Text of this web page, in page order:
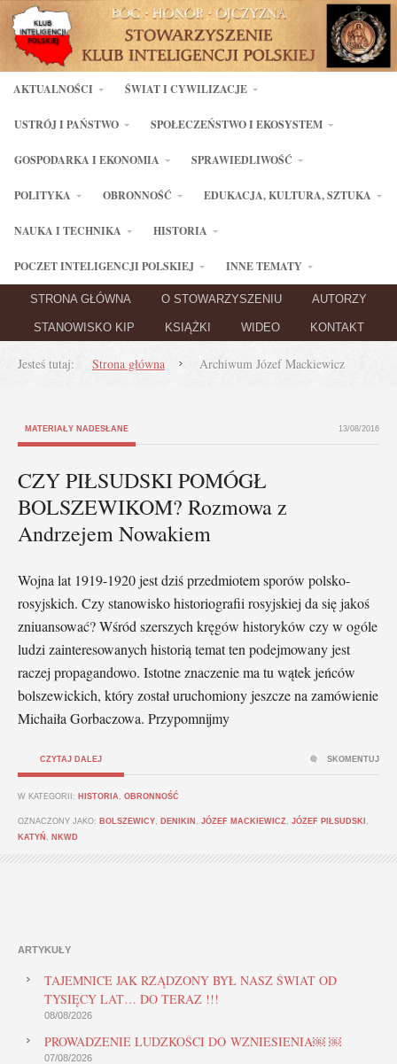
AKTUALNOŚCI ŚWIAT I CYWILIZACJE
USTRÓJ I PAŃSTWO SPOŁECZEŃSTWO I EKOSYSTEM
GOSPODARKA I EKONOMIA SPRAWIEDLIWOŚĆ
POLITYKA OBRONNOŚĆ EDUKACJA, KULTURA, SZTUKA
NAUKA I TECHNIKA HISTORIA
POCZET INTELIGENCJI POLSKIEJ INNE TEMATY
STRONA GŁÓWNA O STOWARZYSZENIU AUTORZY
STANOWISKO KIP KSIĄŻKI WIDEO KONTAKT
Jesteś tutaj: Strona główna Archiwum Józef Mackiewicz
MATERIAŁY NADESŁANE 13/08/2016
CZY PIŁSUDSKI POMÓGŁ
BOLSZEWIKOM? Rozmowa z
Andrzejem Nowakiem
Wojna lat 1919-1920 jest dziś przedmiotem sporów polsko-
rosyjskich. Czy stanowisko historiografii rosyjskiej da się jakoś
zniuansować? Wśród szerszych kręgów historyków czy w ogóle
ludzi zainteresowanych historią temat ten podejmowany jest
raczej propagandowo. Istotne znaczenie ma tu wątek jeńców
bolszewickich, który został uruchomiony jeszcze na zamówienie
Michaiła Gorbaczowa. Przypomnijmy
CZYTAJ DALEJ
W KATEGORII: HISTORIA OBRONNOŚĆ
OZNACZONY JAKO: BOLSZEWICY DENIKIN JÓZEF MACKIEWICZ JÓZEF PIŁSUDSKI
KATYŃ
NKWD
SKOMENTUJ
ARTYKUŁY
TAJEMNICE JAK RZĄDZONY BYŁ NASZ ŚWIAT OD
TYSIĘCY LAT… DO TERAZ !!!
08/08/2026
PROWADZENIE LUDZKOŚCI DO WZNIESIENIA￼ ￼
07/08/2026